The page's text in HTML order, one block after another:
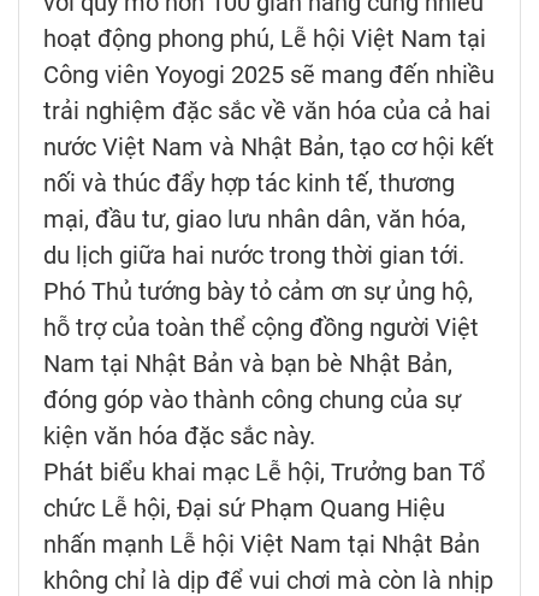
hoạt động phong phú, Lễ hội Việt Nam tại
Công viên Yoyogi 2025 sẽ mang đến nhiều
trải nghiệm đặc sắc về văn hóa của cả hai
nước Việt Nam và Nhật Bản, tạo cơ hội kết
nối và thúc đẩy hợp tác kinh tế, thương
mại, đầu tư, giao lưu nhân dân, văn hóa,
du lịch giữa hai nước trong thời gian tới.
Phó Thủ tướng bày tỏ cảm ơn sự ủng hộ,
hỗ trợ của toàn thể cộng đồng người Việt
Nam tại Nhật Bản và bạn bè Nhật Bản,
đóng góp vào thành công chung của sự
kiện văn hóa đặc sắc này.
Phát biểu khai mạc Lễ hội, Trưởng ban Tổ
chức Lễ hội, Đại sứ Phạm Quang Hiệu
nhấn mạnh Lễ hội Việt Nam tại Nhật Bản
không chỉ là dịp để vui chơi mà còn là nhịp